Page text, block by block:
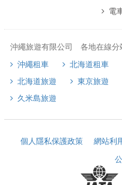
電
沖繩旅遊有限公司 各地在線分
沖繩租車
北海道租車
北海道旅遊
東京旅遊
久米島旅遊
個人隱私保護政策 網站利